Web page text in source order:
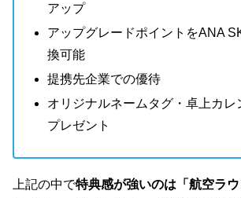
アップ
アップグレードポイントをANA
換可能
提携先企業での優待
オリジナルネームタグ・卓上カレ
プレゼント
上記の中で特典感が強いのは「航空ラウ